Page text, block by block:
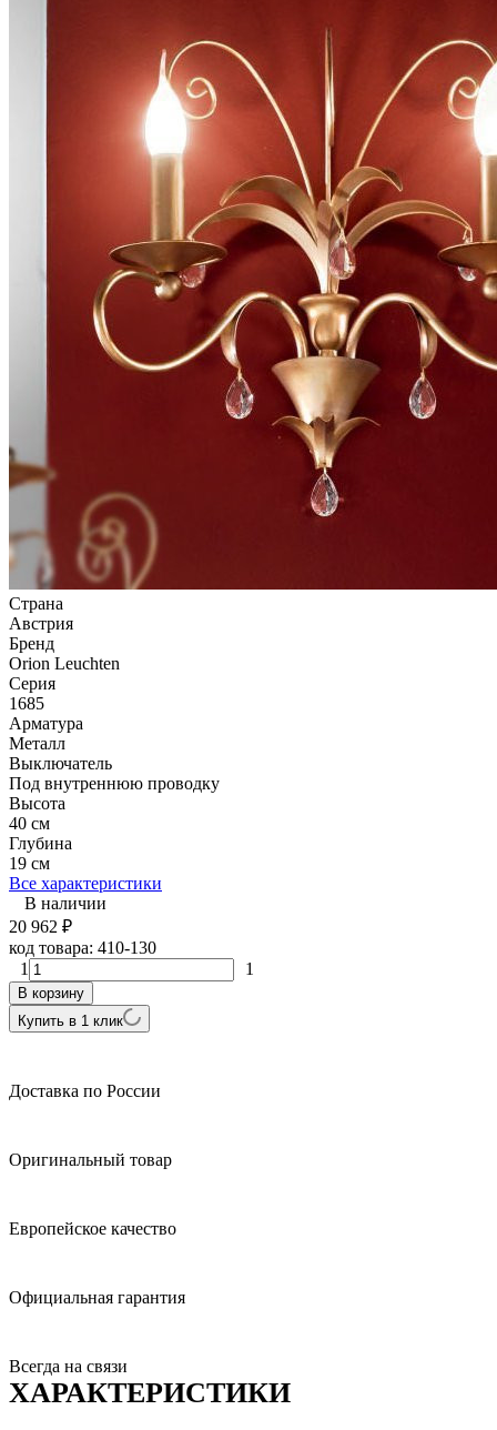
Страна
Австрия
Бренд
Orion Leuchten
Серия
1685
Арматура
Металл
Выключатель
Под внутреннюю проводку
Высота
40 см
Глубина
19 см
Все характеристики
В наличии
20 962 ₽
код товара: 410-130
1
1
В корзину
Купить в 1 клик
Доставка по России
Оригинальный товар
Европейское качество
Официальная гарантия
Всегда на связи
ХАРАКТЕРИСТИКИ